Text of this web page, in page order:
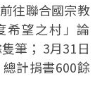
往聯合國宗教
希望之村」論
筆； 3月31日
計捐書600餘